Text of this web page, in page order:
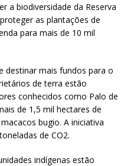
a biodiversidade da Reserva
as plantações de
para mais de 10 mil
destinar mais fundos para o
de terra estão
conhecidos como Palo de
de 1,5 mil hectares de
bugio. A iniciativa
de CO2.
indígenas estão